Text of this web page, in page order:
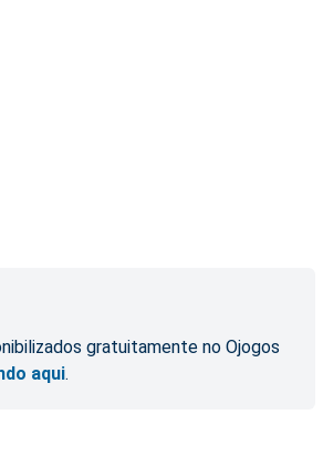
gratuitamente no Ojogos
aqui.